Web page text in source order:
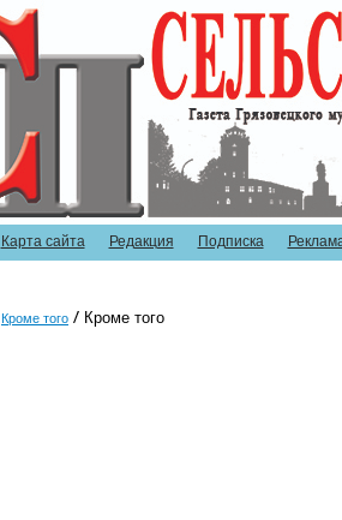
Карта сайта Редакция Подписка
Кроме того Кроме того